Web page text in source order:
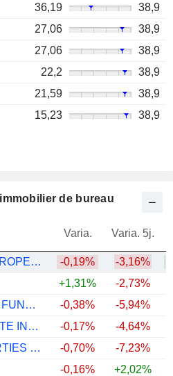
36,19
38,9
27,06
38,9
27,06
38,9
22,2
38,9
21,59
38,9
15,23 38,9
de bureau
Varia. Varia. 5j.
COPT DEFENSE PROPERTIES -0,19% -3,16%
+1,31% -2,73%
NIPPON BUILDING FUND INC.
-0,38% -5,94%
JAPAN REAL ESTATE INVESTMENT CORPORATION
-0,17% -4,64%
COUSINS PROPERTIES INCORPORATED
-0,70% -7,23%
-0,16% +2,02%